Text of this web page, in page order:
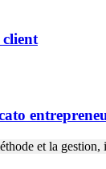
client